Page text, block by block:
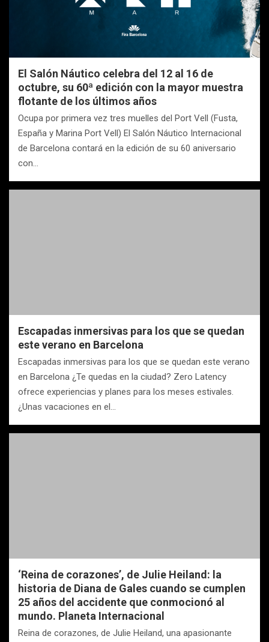
El Salón Náutico celebra del 12 al 16 de
octubre, su 60ª edición con la mayor muestra
flotante de los últimos años
Ocupa por primera vez tres muelles del Port Vell (Fusta,
España y Marina Port Vell) El Salón Náutico Internacional
de Barcelona contará en la edición de su 60 aniversario
con…
Escapadas inmersivas para los que se quedan
este verano en Barcelona
Escapadas inmersivas para los que se quedan este verano
en Barcelona ¿Te quedas en la ciudad? Zero Latency
ofrece experiencias y planes para los meses estivales.
¿Unas vacaciones en el…
‘Reina de corazones’, de Julie Heiland: la
historia de Diana de Gales cuando se cumplen
25 años del accidente que conmocionó al
mundo. Planeta Internacional
Reina de corazones, de Julie Heiland, una apasionante